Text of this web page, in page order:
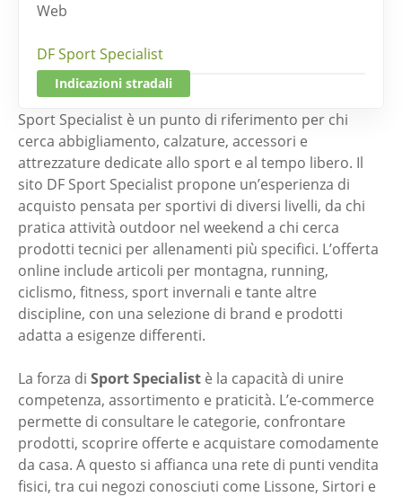
Web
DF Sport Specialist
Indicazioni stradali
Sport Specialist è un punto di riferimento per chi
cerca abbigliamento, calzature, accessori e
attrezzature dedicate allo sport e al tempo libero. Il
sito DF Sport Specialist propone un’esperienza di
acquisto pensata per sportivi di diversi livelli, da chi
pratica attività outdoor nel weekend a chi cerca
prodotti tecnici per allenamenti più specifici. L’offerta
online include articoli per montagna, running,
ciclismo, fitness, sport invernali e tante altre
discipline, con una selezione di brand e prodotti
adatta a esigenze differenti.
La forza di Sport Specialist è la capacità di unire
competenza, assortimento e praticità. L’e-commerce
permette di consultare le categorie, confrontare
prodotti, scoprire offerte e acquistare comodamente
da casa. A questo si affianca una rete di punti vendita
fisici, tra cui negozi conosciuti come Lissone, Sirtori e